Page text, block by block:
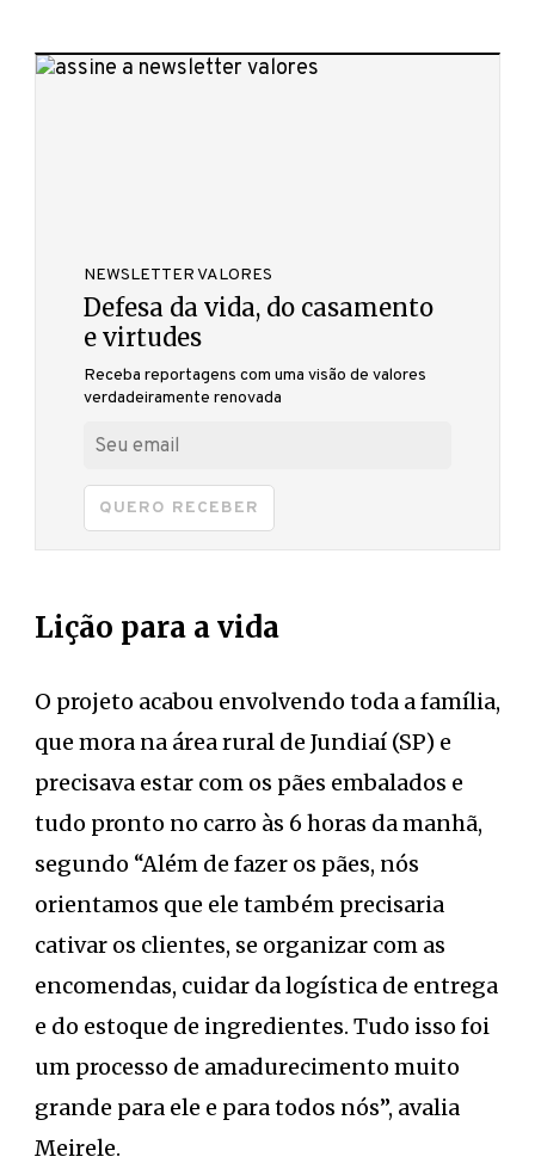
NEWSLETTER VALORES
Defesa da vida, do casamento
e virtudes
Receba reportagens com uma visão de valores
verdadeiramente renovada
QUERO RECEBER
Lição para a vida
O projeto acabou envolvendo toda a família,
que mora na área rural de Jundiaí (SP) e
precisava estar com os pães embalados e
tudo pronto no carro às 6 horas da manhã,
segundo “Além de fazer os pães, nós
orientamos que ele também precisaria
cativar os clientes, se organizar com as
encomendas, cuidar da logística de entrega
e do estoque de ingredientes. Tudo isso foi
um processo de amadurecimento muito
grande para ele e para todos nós”, avalia
Meirele.